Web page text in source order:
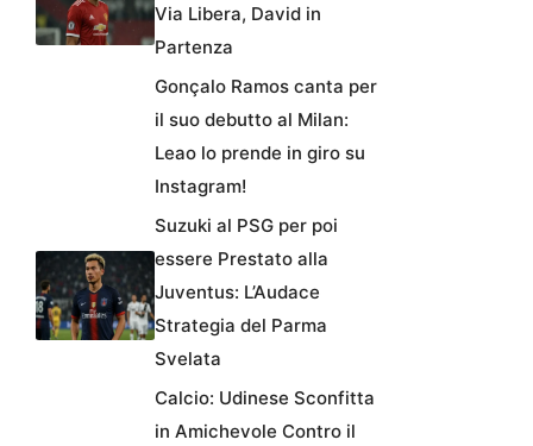
Via Libera, David in
Partenza
Gonçalo Ramos canta per
il suo debutto al Milan:
Leao lo prende in giro su
Instagram!
Suzuki al PSG per poi
essere Prestato alla
Juventus: L’Audace
Strategia del Parma
Svelata
Calcio: Udinese Sconfitta
in Amichevole Contro il